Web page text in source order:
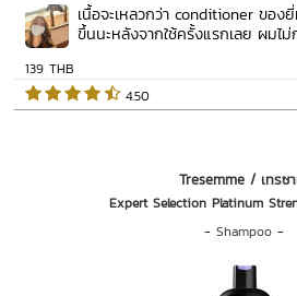
เนื้อจะเหลวกว่า conditioner ของ
ขึ้นนะหลังจากใช้ครั้งแรกเลย ผมไม่
139 THB
4.50
Tresemme / เทรซ
Expert Selection Platinum
-Shampoo -